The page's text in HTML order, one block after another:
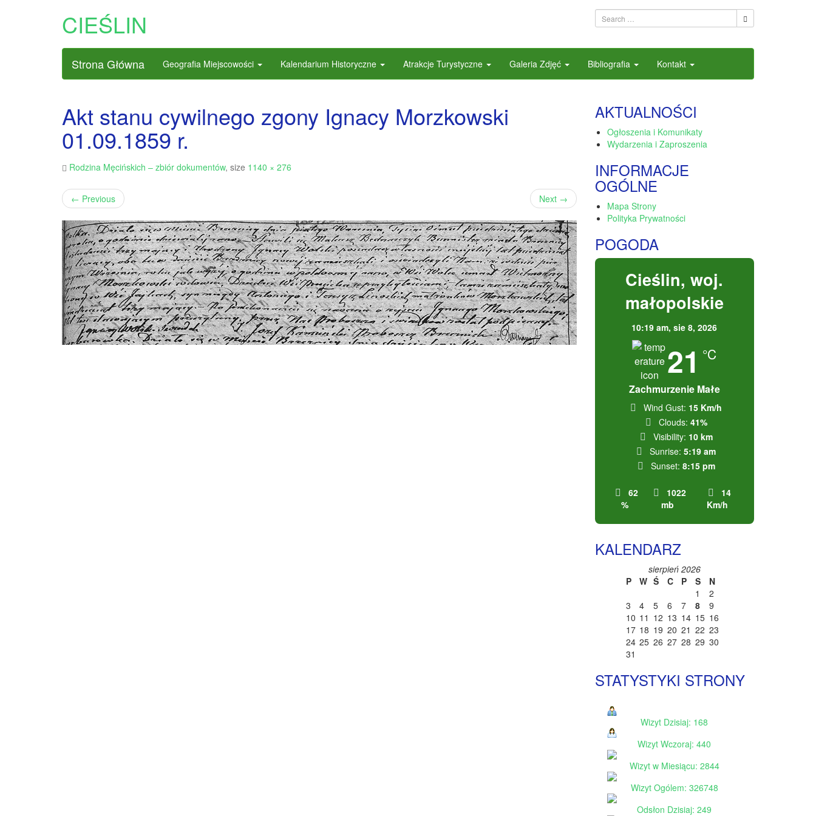
CIEŚLIN
Strona Główna Geografia Miejscowości Kalendarium Historyczne Atrakcje Turystyczne Galeria Zdjęć Bibliografia Kontakt
Akt stanu cywilnego zgony Ignacy Morzkowski
01.09.1859 r.
Rodzina Męcińskich – zbiór dokumentów, size 1140 × 276
← Previous Next →
AKTUALNOŚCI
Ogłoszenia i Komunikaty
Wydarzenia i Zaproszenia
INFORMACJE
OGÓLNE
Mapa Strony
Polityka Prywatności
POGODA
Cieślin, woj.
małopolskie
10:19 am,sie 8, 2026
21 °C
Zachmurzenie Małe
62
%
1022
mb
14
Km/h
Wind Gust: 15 Km/h
Clouds: 41%
Visibility: 10 km
Sunrise: 5:19 am
Sunset: 8:15 pm
KALENDARZ
sierpień 2026
P
W Ś C P S
N
1
2
3
4 5 6 7 8
9
10 11 12 13 14 15 16
17 18 19 20 21 22 23
24 25 26 27 28 29 30
31
STATYSTYKI STRONY
Wizyt Dzisiaj: 168
Wizyt Wczoraj: 440
Wizyt w Miesiącu: 2844
Wizyt Ogólem: 326748
Odsłon Dzisiaj: 249